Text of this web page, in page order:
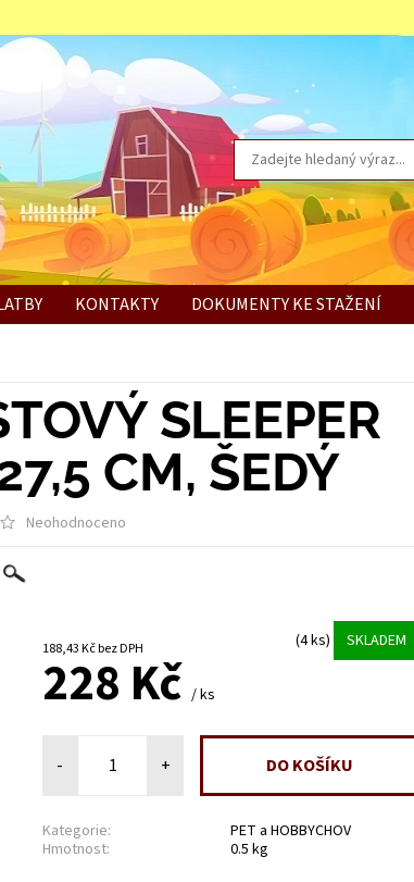
KONTAKTY DOKUMENTY KE STAŽENÍ
SLEEPER
CM, ŠEDÝ
Neohodnoceno
188,43 Kč bez DPH (4 ks) SKLADEM
228 Kč/ ks
- +
Kategorie:
PET a HOBBYCHOV
Hmotnost:
0.5 kg